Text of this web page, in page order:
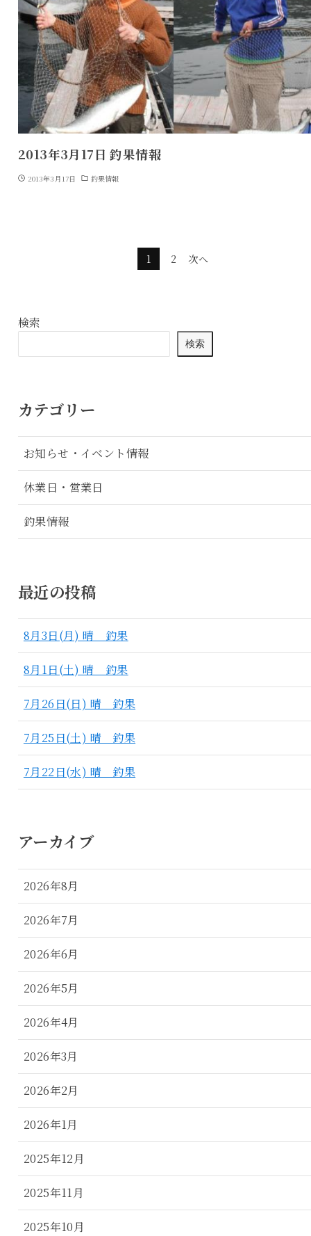
2013年3月17日 釣果情報
2013年3月17日 釣果情報
1 2 次へ
検索
検索
カテゴリー
お知らせ・イベント情報
休業日・営業日
釣果情報
最近の投稿
8月3日(月) 晴 釣果
8月1日(土) 晴 釣果
7月26日(日) 晴 釣果
7月25日(土) 晴 釣果
7月22日(水) 晴 釣果
アーカイブ
2026年8月
2026年7月
2026年6月
2026年5月
2026年4月
2026年3月
2026年2月
2026年1月
2025年12月
2025年11月
2025年10月